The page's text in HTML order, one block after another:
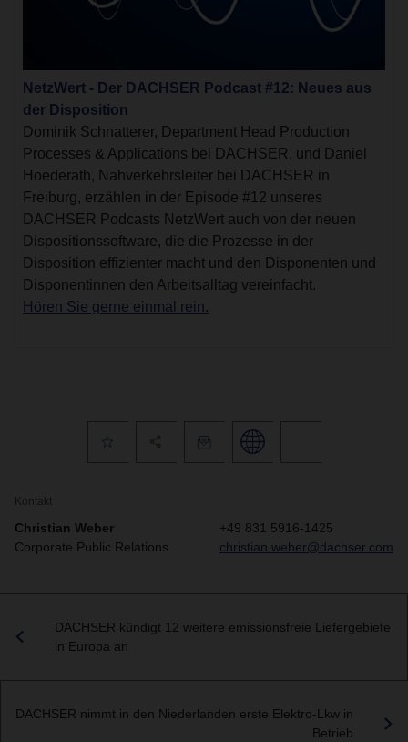
NetzWert - Der DACHSER Podcast #12: Neues aus
der Disposition
Dominik Schnatterer, Department Head Production
Processes & Applications bei DACHSER, und Daniel
Hoederath, Nahverkehrsleiter bei DACHSER in
Freiburg, erzählen in der Episode #12 unseres
DACHSER Podcasts NetzWert auch von der neuen
Dispositionssoftware, die die Prozesse in der
Disposition effizienter macht und den Disponenten und
Disponentinnen den Arbeitsalltag vereinfacht.
Hören Sie gerne einmal rein.
Kontakt
Christian Weber
Corporate Public Relations
+49 831 5916-1425
christian.weber@dachser.com
DACHSER kündigt 12 weitere emissionsfreie Liefergebiete
in Europa an
DACHSER nimmt in den Niederlanden erste Elektro-Lkw in
Betrieb